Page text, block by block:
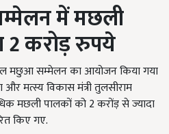
में मछली
2 करोड़ रुपये
मछुआ सम्मेलन का आयोजन किया गया
मत्स्य विकास मंत्री तुलसीराम
मछली पालकों को 2 करोंड़ से ज्यादा
किए गए.